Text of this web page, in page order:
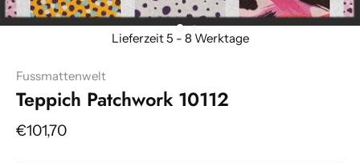
Fussmattenwelt
Teppich Patchwork 10112
€101,70